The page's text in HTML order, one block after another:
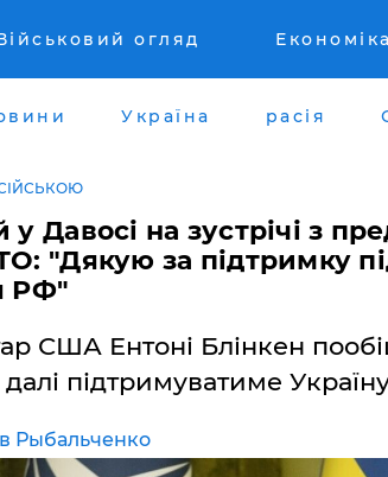
огляд Економіка
Україна расія
Давосі на зустрічі з
"Дякую за підтримку
РФ"
США Ентоні Блінкен
підтримуватиме
Рыбальченко